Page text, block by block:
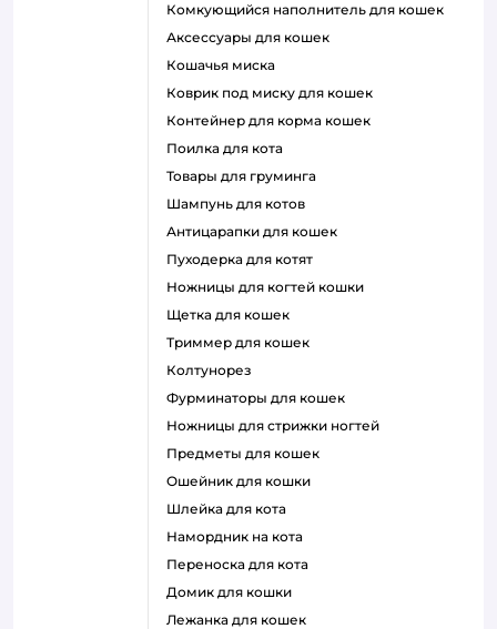
комкующийся наполнитель для кошек
аксессуары для кошек
кошачья миска
коврик под миску для кошек
контейнер для корма кошек
поилка для кота
товары для груминга
шампунь для котов
антицарапки для кошек
пуходерка для котят
ножницы для когтей кошки
щетка для кошек
триммер для кошек
колтунорез
фурминаторы для кошек
ножницы для стрижки ногтей
предметы для кошек
ошейник для кошки
шлейка для кота
намордник на кота
переноска для кота
домик для кошки
лежанка для кошек